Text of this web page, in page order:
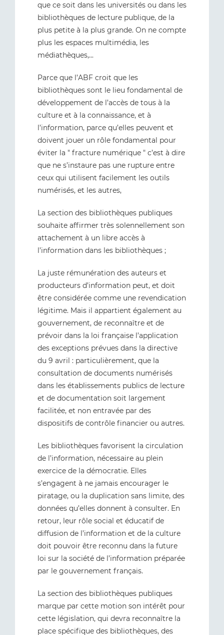
que ce soit dans les universités ou dans les
bibliothèques de lecture publique, de la
plus petite à la plus grande. On ne compte
plus les espaces multimédia, les
médiathèques,...
Parce que l’ABF croit que les
bibliothèques sont le lieu fondamental de
développement de l’accès de tous à la
culture et à la connaissance, et à
l’information, parce qu’elles peuvent et
doivent jouer un rôle fondamental pour
éviter la " fracture numérique " c’est à dire
que ne s’instaure pas une rupture entre
ceux qui utilisent facilement les outils
numérisés, et les autres,
La section des bibliothèques publiques
souhaite affirmer très solennellement son
attachement à un libre accès à
l’information dans les bibliothèques ;
La juste rémunération des auteurs et
producteurs d’information peut, et doit
être considérée comme une revendication
légitime. Mais il appartient également au
gouvernement, de reconnaître et de
prévoir dans la loi française l’application
des exceptions prévues dans la directive
du 9 avril : particulièrement, que la
consultation de documents numérisés
dans les établissements publics de lecture
et de documentation soit largement
facilitée, et non entravée par des
dispositifs de contrôle financier ou autres.
Les bibliothèques favorisent la circulation
de l’information, nécessaire au plein
exercice de la démocratie. Elles
s’engagent à ne jamais encourager le
piratage, ou la duplication sans limite, des
données qu’elles donnent à consulter. En
retour, leur rôle social et éducatif de
diffusion de l’information et de la culture
doit pouvoir être reconnu dans la future
loi sur la société de l’information préparée
par le gouvernement français.
La section des bibliothèques publiques
marque par cette motion son intérêt pour
cette législation, qui devra reconnaître la
place spécifique des bibliothèques, des